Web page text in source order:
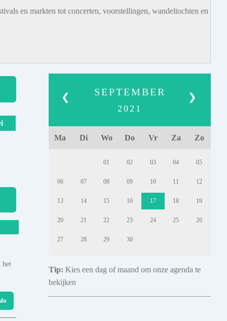
en markten tot concerten, voorstellingen, wandeltochten en
het
❮ ❯
SEPTEMBER
2021
Ma Di Wo Do Vr Za Zo
01 02 03 04 05
06 07 08 09 10 11 12
13 14 15 16 17 18 19
20 21 22 23 24 25 26
27 28 29 30
Tip: Kies een dag of maand om onze agenda te
bekijken